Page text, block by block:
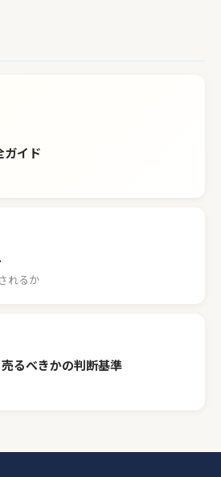
ガイド
れるか
るべきかの判断基準